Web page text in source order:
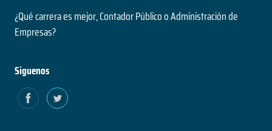
¿Qué carrera es mejor, Contador Público o Administración de
Empresas?
Siguenos